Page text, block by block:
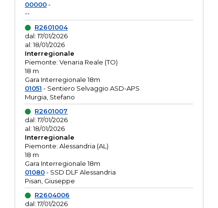
00000-
--
R2601004
dal: 17/01/2026
al: 18/01/2026
Interregionale
Piemonte: Venaria Reale (TO)
18 m
Gara Interregionale 18m
01051 - Sentiero Selvaggio ASD-APS
Murgia, Stefano
R2601007
dal: 17/01/2026
al: 18/01/2026
Interregionale
Piemonte: Alessandria (AL)
18 m
Gara Interregionale 18m
01080- SSD DLF Alessandria
Pisan, Giuseppe
R2604006
dal: 17/01/2026